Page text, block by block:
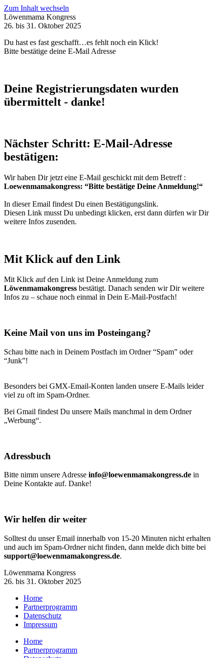
Zum Inhalt wechseln
Löwenmama Kongress
26. bis 31. Oktober 2025
Du hast es fast geschafft…es fehlt noch ein Klick!
Bitte bestätige deine E-Mail Adresse
Deine Registrierungsdaten wurden
übermittelt - danke!​
Nächster Schritt: E-Mail-Adresse
bestätigen:​
Wir haben Dir jetzt eine E-Mail geschickt mit dem Betreff :
Loewenmamakongress: “Bitte bestätige Deine Anmeldung!“
In dieser Email findest Du einen Bestätigungslink.
Diesen Link musst Du unbedingt klicken, erst dann dürfen wir Dir
weitere Infos zusenden.
Mit Klick auf den Link
Mit Klick auf den Link ist Deine Anmeldung zum
Löwenmamakongress bestätigt. Danach senden wir Dir weitere
Infos zu – schaue noch einmal in Dein E-Mail-Postfach!
Keine Mail von uns im Posteingang?
Schau bitte nach in Deinem Postfach im Ordner “Spam” oder
“Junk”!
Besonders bei GMX-Email-Konten landen unsere E-Mails leider
viel zu oft im Spam-Ordner.
Bei Gmail findest Du unsere Mails manchmal in dem Ordner
„Werbung“.
Adressbuch
Bitte nimm unsere Adresse info@loewenmamakongress.de in
Deine Kontakte auf. Danke!
Wir helfen dir weiter
Solltest du unser Email innerhalb von 15-20 Minuten nicht erhalten
und auch im Spam-Ordner nicht finden, dann melde dich bitte bei
support@loewenmamakongress.de.
Löwenmama Kongress
26. bis 31. Oktober 2025
Home
Partnerprogramm
Datenschutz
Impressum
Home
Partnerprogramm